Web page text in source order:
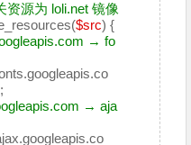
资源为 loli.net 镜像
$src) {
→ fo
→ aja